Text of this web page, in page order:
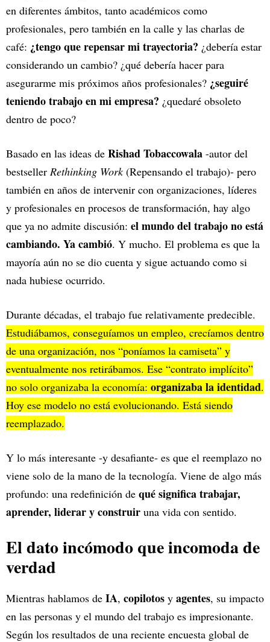
en diferentes ámbitos, tanto académicos como
profesionales, pero también en la calle y las charlas de
café: ¿tengo que repensar mi trayectoria? ¿debería estar
considerando un cambio? ¿qué debería hacer para
asegurarme mis próximos años profesionales? ¿seguiré
teniendo trabajo en mi empresa? ¿quedaré obsoleto
dentro de poco?
Basado en las ideas de Rishad Tobaccowala -autor del
bestseller Rethinking Work(Repensando el trabajo)- pero
también en años de intervenir con organizaciones, líderes
y profesionales en procesos de transformación, hay algo
que ya no admite discusión: el mundo del trabajo no está
cambiando. Ya cambió. Y mucho. El problema es que la
mayoría aún no se dio cuenta y sigue actuando como si
nada hubiese ocurrido.
Durante décadas, el trabajo fue relativamente predecible.
Estudiábamos, conseguíamos un empleo, crecíamos dentro
de una organización, nos “poníamos la camiseta” y
eventualmente nos retirábamos. Ese “contrato implícito”
no solo organizaba la economía: organizaba la identidad.
Hoy ese modelo no está evolucionando. Está siendo
reemplazado.
Y lo más interesante -y desafiante- es que el reemplazo no
viene solo de la mano de la tecnología. Viene de algo más
profundo: una redefinición de qué significa trabajar,
aprender, liderar y construir una vida con sentido.
El dato incómodo que incomoda de
verdad
Mientras hablamos de IA, copilotos y agentes, su impacto
en las personas y el mundo del trabajo es impresionante.
Según los resultados de una reciente encuesta global de